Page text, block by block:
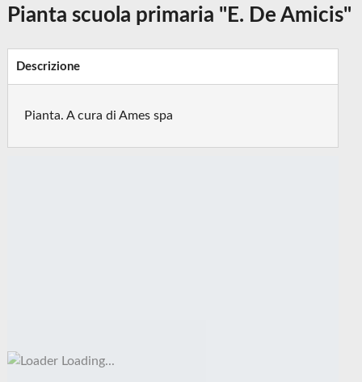
Pianta scuola primaria "E. De Amicis"
Descrizione
Pianta. A cura di Ames spa
Loading...